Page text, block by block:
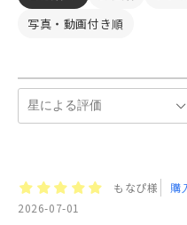
写真・動画付き順
もなぴ様
購
2026-07-01